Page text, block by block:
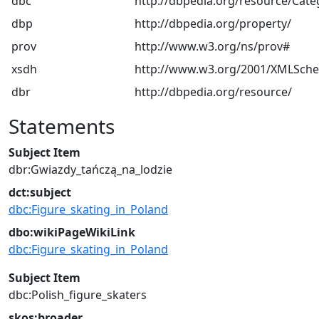
dbp
http://dbpedia.org/property/
prov
http://www.w3.org/ns/prov#
xsdh
http://www.w3.org/2001/
dbr
http://dbpedia.org/resource/
Statements
Subject Item
dbr:Gwiazdy_tańczą_na_lodzie
dct:subject
dbc:Figure_skating_in_Poland
dbo:wikiPageWikiLink
dbc:Figure_skating_in_Poland
Subject Item
dbc:Polish_figure_skaters